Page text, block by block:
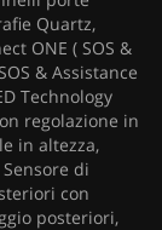
Quartz,
ONE ( SOS &
& Assistance
Technology
regolazione in
in altezza,
di
con
posteriori,